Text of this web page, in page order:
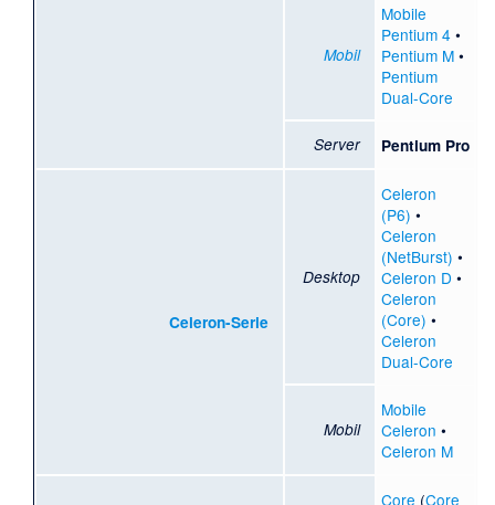
Mobil
Mobile
Pentium 4•
Pentium M•
Pentium
Dual-Core
Server Pentium Pro
Celeron-Serie
Desktop
Celeron
(P6) •
Celeron
(NetBurst) •
Celeron D •
Celeron
(Core) •
Celeron
Dual-Core
Mobil
Mobile
Celeron •
Celeron M
Core (Core